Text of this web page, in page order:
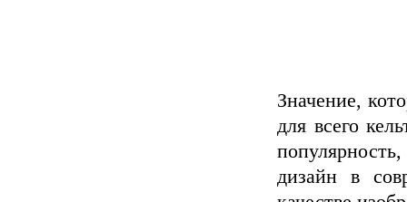
Значение,
для всего
дизайн в